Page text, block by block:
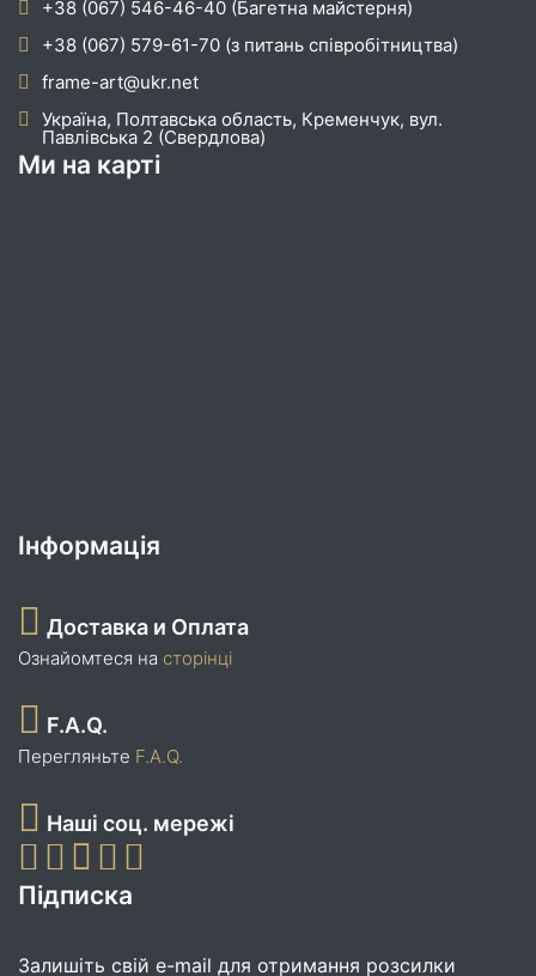
+38 (067) 546-46-40 (Багетна майстерня)
+38 (067) 579-61-70 (з питань співробітництва)
frame-art@ukr.net
Україна, Полтавська область, Кременчук, вул.
Павлівська 2 (Свердлова)
Ми на карті
Інформація
Доставка и Оплата
Ознайомтеся на сторінці
F.A.Q.
Перегляньте F.A.Q.
Наші соц. мережі
Підписка
Залишіть свій e-mail для отримання розсилки